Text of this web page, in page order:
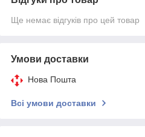
Ще немає відгуків про цей товар
Умови доставки
Нова Пошта
Всі умови доставки